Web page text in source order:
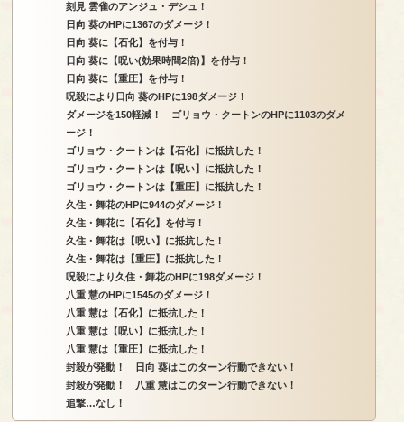
刻見 雲雀のアンジュ・デシュ！
日向 葵のHPに1367のダメージ！
日向 葵に【石化】を付与！
日向 葵に【呪い(効果時間2倍)】を付与！
日向 葵に【重圧】を付与！
呪殺により日向 葵のHPに198ダメージ！
ダメージを150軽減！ ゴリョウ・クートンのHPに1103のダメ
ージ！
ゴリョウ・クートンは【石化】に抵抗した！
ゴリョウ・クートンは【呪い】に抵抗した！
ゴリョウ・クートンは【重圧】に抵抗した！
久住・舞花のHPに944のダメージ！
久住・舞花に【石化】を付与！
久住・舞花は【呪い】に抵抗した！
久住・舞花は【重圧】に抵抗した！
呪殺により久住・舞花のHPに198ダメージ！
八重 慧のHPに1545のダメージ！
八重 慧は【石化】に抵抗した！
八重 慧は【呪い】に抵抗した！
八重 慧は【重圧】に抵抗した！
封殺が発動！ 日向 葵はこのターン行動できない！
封殺が発動！ 八重 慧はこのターン行動できない！
追撃…なし！